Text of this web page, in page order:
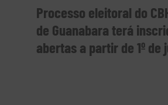
Processo eleitoral do
de Guanabara terá
abertas a partir de 1º de